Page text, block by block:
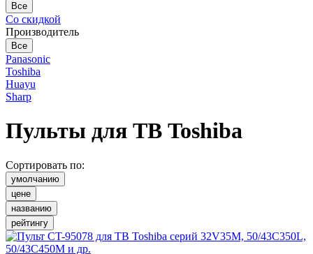
Все
Со скидкой
Производитель
Все
Panasonic
Toshiba
Huayu
Sharp
Пульты для ТВ Toshiba
Сортировать по:
умолчанию
цене
названию
рейтингу